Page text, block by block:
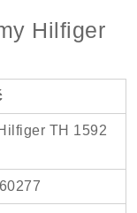
Hilfiger
TH 1592